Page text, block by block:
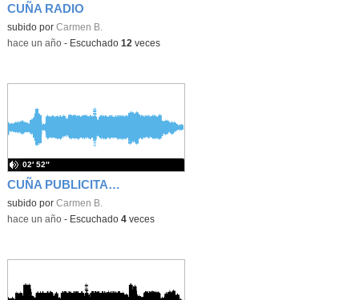
CUÑA RADIO
subido por Carmen B.
-hace un año- Escuchado 12 veces
CUÑA PUBLICITARIA
subido por Carmen B.
02′ 52″
-hace un año- Escuchado 4veces